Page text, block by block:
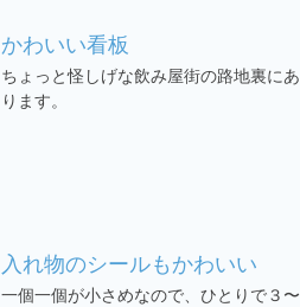
かわいい看板
ちょっと怪しげな飲み屋街の路地裏にあ
ります。
入れ物のシールもかわいい
一個一個が小さめなので、ひとりで３〜